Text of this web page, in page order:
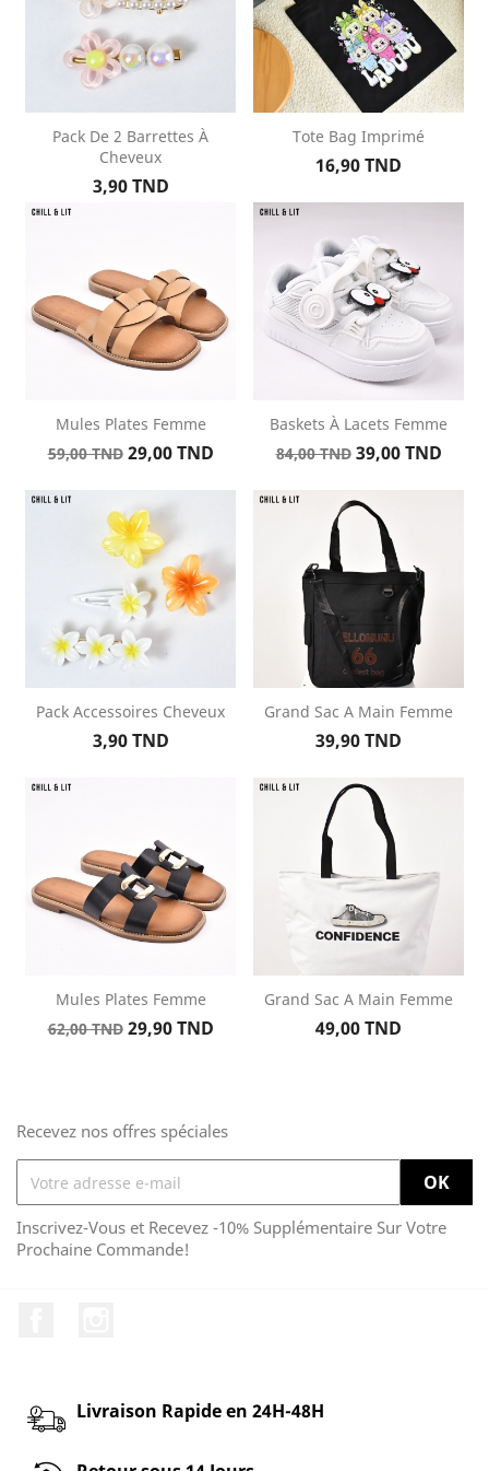
Pack De 2 Barrettes À
Cheveux
Prix
3,90 TND
Tote Bag Imprimé
Prix
16,90 TND
Mules Plates Femme
Prix
base
59,00 TND Prix
29,00 TND
Baskets À Lacets Femme
Prix
base
84,00 TND Prix
39,00 TND
Pack Accessoires Cheveux
Prix
3,90 TND
Grand Sac A Main Femme
Prix
39,90 TND
Mules Plates Femme
Prix
62,00 TND Prix
29,90 TND
Grand Sac A Main Femme
Prix
49,00 TND
Recevez nos offres spéciales
Inscrivez-Vous et Recevez -10% Supplémentaire Sur Votre
Prochaine Commande!
Livraison Rapide en 24H-48H